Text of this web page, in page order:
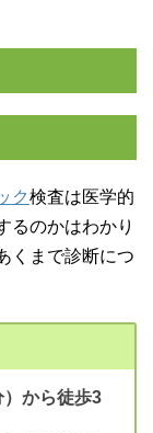
ク検査は医学的
るのかはわかり
くまで診断につ
から徒歩3